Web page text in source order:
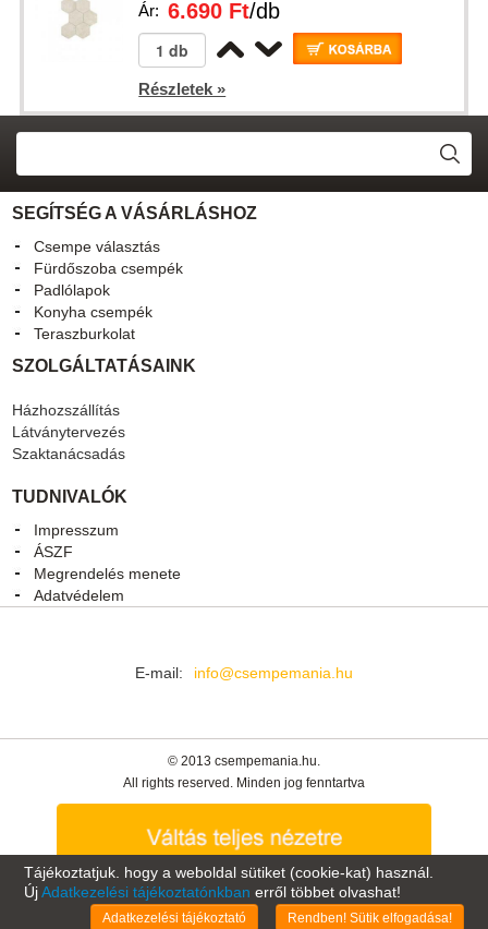
Ár:6.690 Ft/db
Részletek »
SEGÍTSÉG A VÁSÁRLÁSHOZ
Csempe választás
Fürdőszoba csempék
Padlólapok
Konyha csempék
Teraszburkolat
SZOLGÁLTATÁSAINK
Házhozszállítás
Látványtervezés
Szaktanácsadás
TUDNIVALÓK
Impresszum
ÁSZF
Megrendelés menete
Adatvédelem
E-mail: info@csempemania.hu
© 2013 csempemania.hu.
All rights reserved. Minden jog fenntartva
Oldal tetejére
Tájékoztatjuk. hogy a weboldal sütiket (cookie-kat) használ.
ÚjAdatkezelési tájékoztatónkban erről többet olvashat!
Adatkezelési tájékoztató Rendben! Sütik elfogadása!